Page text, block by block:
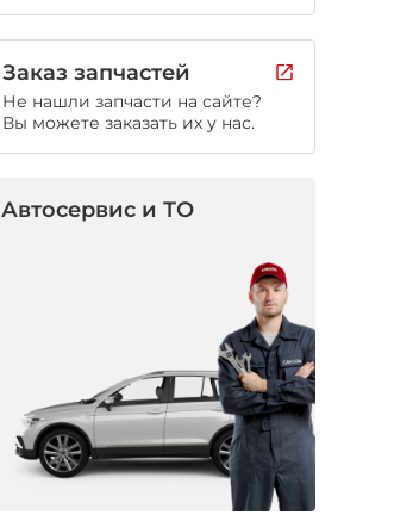
Заказ запчастей
Не нашли запчасти на сайте?
Вы можете заказать их у нас.
Автосервис и ТО